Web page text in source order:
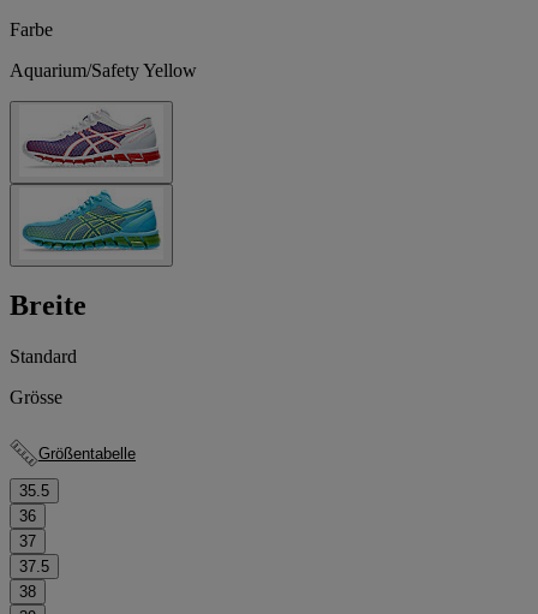
Farbe
Aquarium/Safety Yellow
Breite
Standard
Grösse
Größentabelle
35.5
36
37
37.5
38